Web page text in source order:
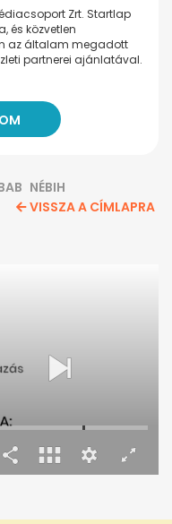
Zrt. Startlap
és közvetlen
az általam megadott
partnerei ajánlatával.
NÉBIH
VISSZA A CÍMLAPRA